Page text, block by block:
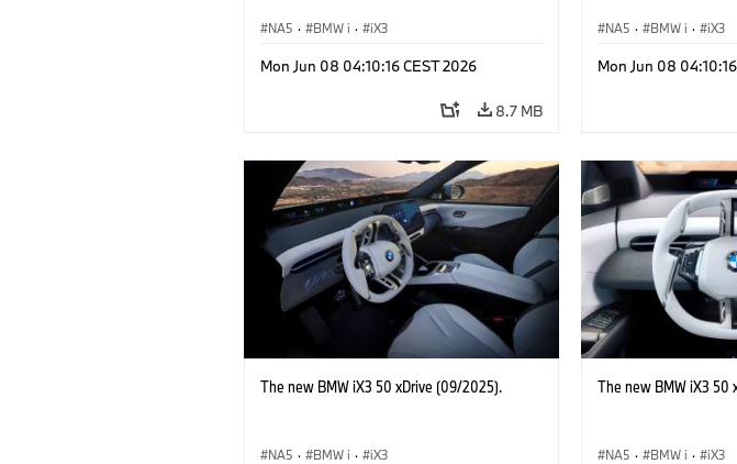
NA5 · BMW i · iX3
Mon Jun 08 04:10:16 CEST 2026
8.7 MB
NA5 · BMW i · iX3
Mon Jun 08
The new BMW iX3 50 xDrive (09/2025).
NA5 · BMW i · iX3
The new BMW iX3 50
NA5 · BMW i · iX3